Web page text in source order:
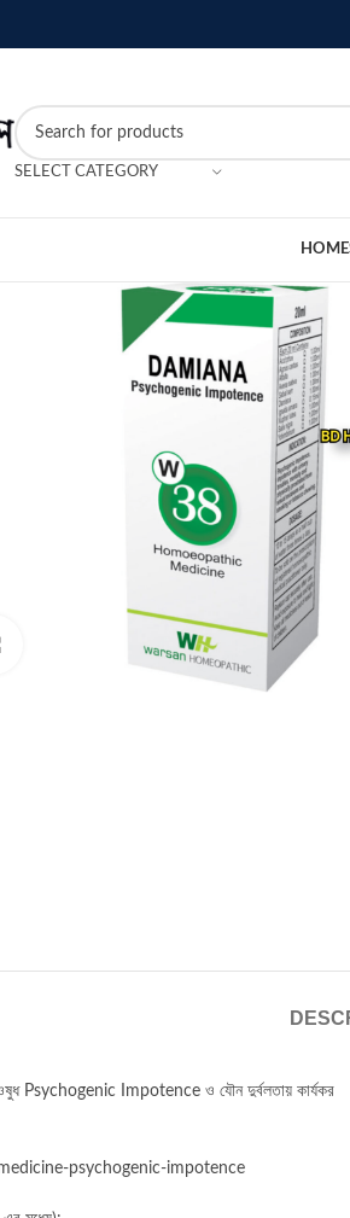
SELECT CATEGORY
HOME
Psychogenic Impotence ও যৌন দুর্বলতায় কার্যকর
psychogenic-impotence